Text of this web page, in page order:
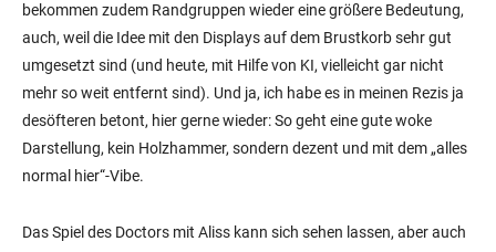
bekommen zudem Randgruppen wieder eine größere Bedeutung,
auch, weil die Idee mit den Displays auf dem Brustkorb sehr gut
umgesetzt sind (und heute, mit Hilfe von KI, vielleicht gar nicht
mehr so weit entfernt sind). Und ja, ich habe es in meinen Rezis ja
desöfteren betont, hier gerne wieder: So geht eine gute woke
Darstellung, kein Holzhammer, sondern dezent und mit dem „alles
normal hier“-Vibe.
Das Spiel des Doctors mit Aliss kann sich sehen lassen, aber auch